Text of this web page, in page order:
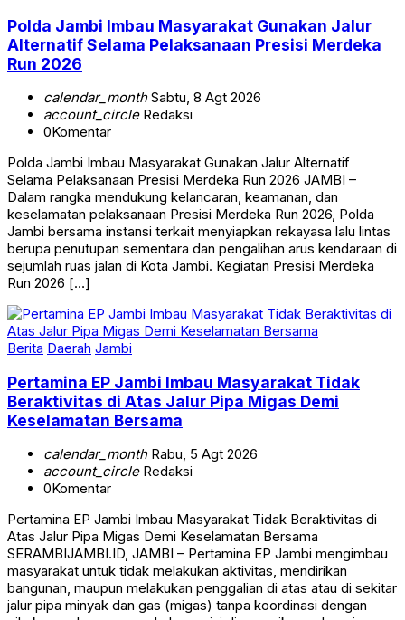
Polda Jambi Imbau Masyarakat Gunakan Jalur
Alternatif Selama Pelaksanaan Presisi Merdeka
Run 2026
calendar_monthSabtu, 8 Agt 2026
account_circleRedaksi
0Komentar
Polda Jambi Imbau Masyarakat Gunakan Jalur Alternatif
Selama Pelaksanaan Presisi Merdeka Run 2026 JAMBI –
Dalam rangka mendukung kelancaran, keamanan, dan
keselamatan pelaksanaan Presisi Merdeka Run 2026, Polda
Jambi bersama instansi terkait menyiapkan rekayasa lalu lintas
berupa penutupan sementara dan pengalihan arus kendaraan di
sejumlah ruas jalan di Kota Jambi. Kegiatan Presisi Merdeka
Run 2026 […]
Berita Daerah Jambi
Pertamina EP Jambi Imbau Masyarakat Tidak
Beraktivitas di Atas Jalur Pipa Migas Demi
Keselamatan Bersama
calendar_monthRabu, 5 Agt 2026
account_circleRedaksi
0Komentar
Pertamina EP Jambi Imbau Masyarakat Tidak Beraktivitas di
Atas Jalur Pipa Migas Demi Keselamatan Bersama
SERAMBIJAMBI.ID, JAMBI – Pertamina EP Jambi mengimbau
masyarakat untuk tidak melakukan aktivitas, mendirikan
bangunan, maupun melakukan penggalian di atas atau di sekitar
jalur pipa minyak dan gas (migas) tanpa koordinasi dengan